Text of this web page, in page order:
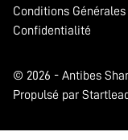
Conditions Générales
Confidentialité
© 2026 - Antibes
Propulsé par Startlead